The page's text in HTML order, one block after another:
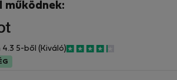
működnek:
5-ből (Kiváló)